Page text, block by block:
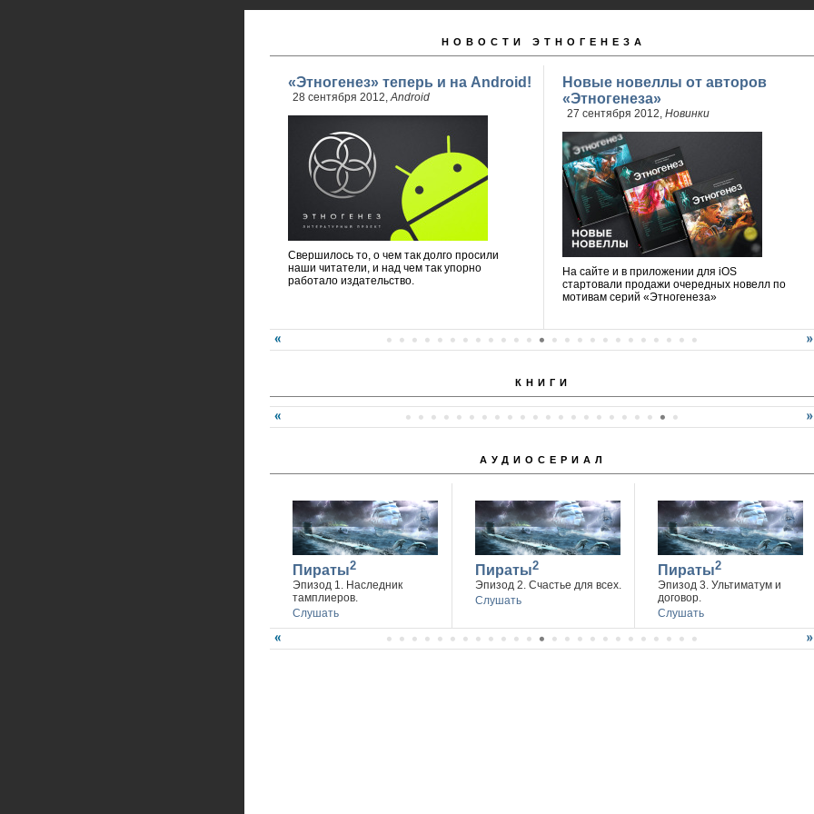
НОВОСТИ ЭТНОГЕНЕЗА
«Этногенез» теперь и на Android!
28 сентября 2012,Android
Свершилось то, о чем так долго просили
наши читатели, и над чем так упорно
работало издательство.
Новые новеллы от авторов
«Этногенеза»
27 сентября 2012, Новинки
На сайте и в приложении для iOS
стартовали продажи очередных новелл по
мотивам серий «Этногенеза»
КНИГИ
АУДИОСЕРИАЛ
Пираты2
Эпизод 1. Наследник
тамплиеров.
Слушать
Пираты2
Эпизод 2. Счастье для всех.
Слушать
Пираты2
Эпизод 3. Ультиматум и
договор.
Слушать